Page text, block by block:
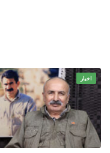
اخبار